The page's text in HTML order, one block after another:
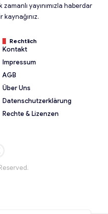
yayınımızla haberdar
Rechtlich
Kontakt
Impressum
AGB
Über Uns
Datenschutzerklärung
Rechte & Lizenzen